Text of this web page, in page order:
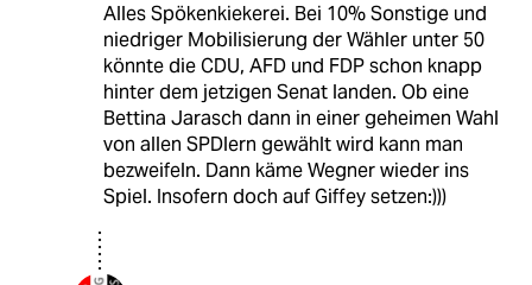
Alles Spökenkiekerei. Bei 10% Sonstige und
niedriger Mobilisierung der Wähler unter 50
könnte die CDU, AFD und FDP schon knapp
hinter dem jetzigen Senat landen. Ob eine
Bettina Jarasch dann in einer geheimen Wahl
von allen SPDlern gewählt wird kann man
bezweifeln. Dann käme Wegner wieder ins
Spiel. Insofern doch auf Giffey setzen:)))